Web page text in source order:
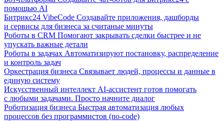
помощью AI
Битрикс24 VibeCode Создавайте приложения, дашборды
и сервисы для бизнеса за считаные минуты
Роботы в CRM Помогают закрывать сделки быстрее и не
упускать важные детали
Роботы в задачах Автоматизируют постановку, распределение
и контроль задач
Оркестрация бизнеса Связывает людей, процессы и данные в
единую систему
Искусственный интеллект AI-ассистент готов помогать
с любыми задачами. Просто начните диалог
Роботизация бизнеса Быстрая автоматизация любых
процессов без программистов (no-code)